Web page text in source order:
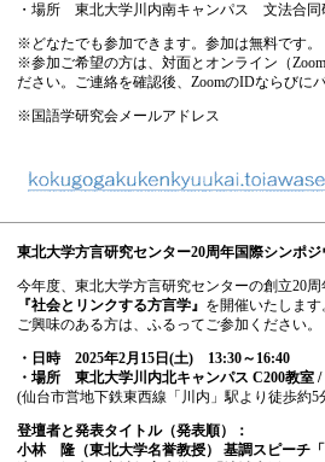
・場所 東北大学川内南キャンパス 文法合同
※どなたでも参加できます。参加は無料です。
※参加ご希望の方は、対面とオンライン（
ださい。ご連絡を確認後、ZoomのIDならびに
※国語学研究会メールアドレス
東北大学方言研究センター20周年国際シンポジ
今年度、東北大学方言研究センターの創立20周
『社会とリンクする方言学』 を開催いたします
ご興味のある方は、ふるってご参加ください。
・日時 2025年2月 15日(土) 13:30～ 16:40
・場所 東北大学川内北キャンパス C200教室 /
(仙台市営地下鉄東西線「川内」駅より徒歩約5
登壇者と発表タイトル（発表順）：
小林 隆（東北大学名誉教授） 基調スピーチ